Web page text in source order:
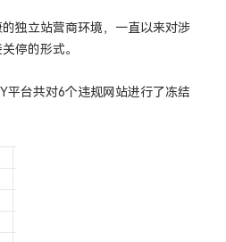
独立站营商环境，一直以来对涉
停的形式。
平台共对6个违规网站进行了冻结